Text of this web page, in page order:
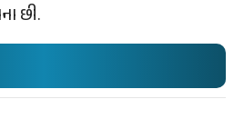
છી.